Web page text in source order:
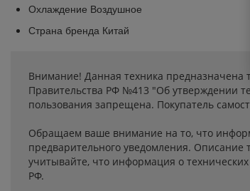
Охлаждение Воздушное
Страна бренда Китай
Внимание! Данная техника предназначена
Правительства РФ №413 "Об утверждении
пользования запрещена. Покупатель
Обращаем ваше внимание на то, что
предварительного уведомления.
учитывайте, что информация о технических
РФ.